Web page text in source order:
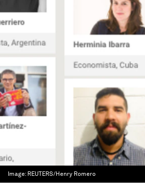
Image: REUTERS/Henry Romero